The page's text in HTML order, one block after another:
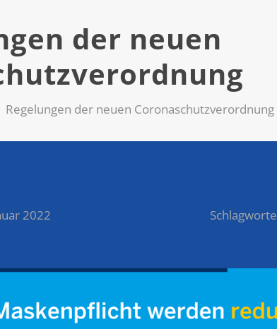
der neuen
Regelungen der neuen Coronaschutzverordnung
2022 Schlagworte